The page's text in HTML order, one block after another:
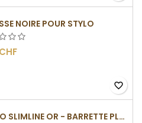
NOIRE POUR STYLO
favorite_border
STYLO SLIMLINE OR - BARRETTE PLATE